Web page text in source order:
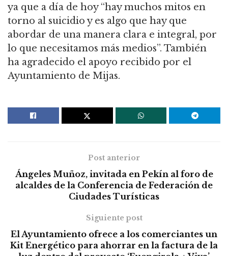
ya que a día de hoy “hay muchos mitos en
torno al suicidio y es algo que hay que
abordar de una manera clara e integral, por
lo que necesitamos más medios”. También
ha agradecido el apoyo recibido por el
Ayuntamiento de Mijas.
Post anterior
Ángeles Muñoz, invitada en Pekín al foro de
alcaldes de la Conferencia de Federación de
Ciudades Turísticas
Siguiente post
El Ayuntamiento ofrece a los comerciantes un
Kit Energético para ahorrar en la factura de la